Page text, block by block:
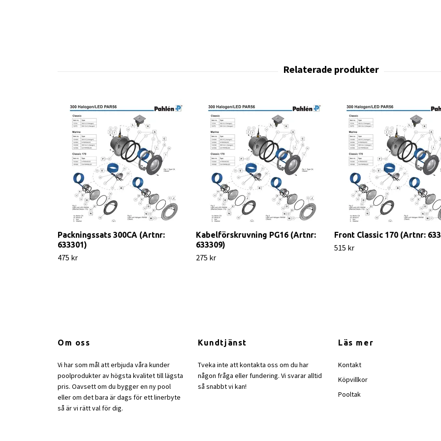
Packningssats 300CA (Artnr:
633301)
475 kr
Kabelförskruvning PG16 (Artnr:
633309)
275 kr
Front Classic 170 (Artnr:
515 kr
Om oss
Vi har som mål att erbjuda våra kunder
poolprodukter av högsta kvalitet till lägsta
pris. Oavsett om du bygger en ny pool
eller om det bara är dags för ett linerbyte
så är vi rätt val för dig.
Kundtjänst
Tveka inte att kontakta oss om du har
någon fråga eller fundering. Vi svarar alltid
så snabbt vi kan!
Läs mer
Kontakt
Köpvillkor
Pooltak